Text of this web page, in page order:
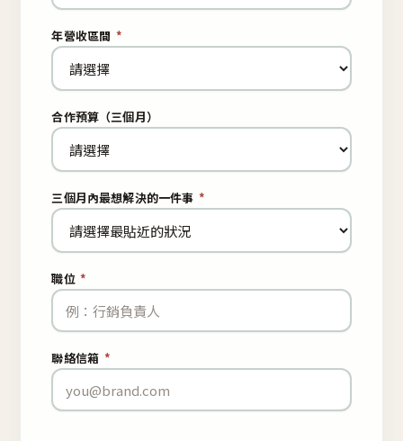
年營收區間 *
合作預算（三個月）
三個月內最想解決的一件事 *
職位 *
聯絡信箱 *